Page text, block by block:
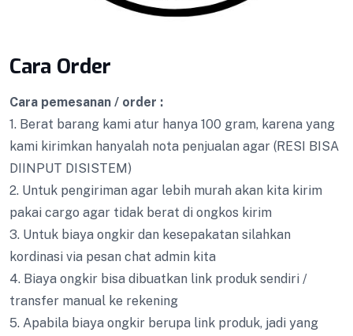
Cara Order
Cara pemesanan / order :
1. Berat barang kami atur hanya 100 gram, karena yang
kami kirimkan hanyalah nota penjualan agar (RESI BISA
DIINPUT DISISTEM)
2. Untuk pengiriman agar lebih murah akan kita kirim
pakai cargo agar tidak berat di ongkos kirim
3. Untuk biaya ongkir dan kesepakatan silahkan
kordinasi via pesan chat admin kita
4. Biaya ongkir bisa dibuatkan link produk sendiri /
transfer manual ke rekening
5. Apabila biaya ongkir berupa link produk, jadi yang